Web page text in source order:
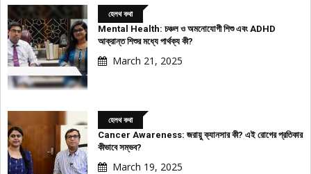
হেলথ কথা
Mental Health: চঞ্চল ও অমনোযোগী শিশু এবং ADHD
আক্রান্ত শিশুর মধ্যে পার্থক্য কী?
March 21, 2025
হেলথ কথা
Cancer Awareness: জরায়ু ক্যানসার কী? এই রোগের প্রতিকার
কীভাবে সম্ভব?
March 19, 2025